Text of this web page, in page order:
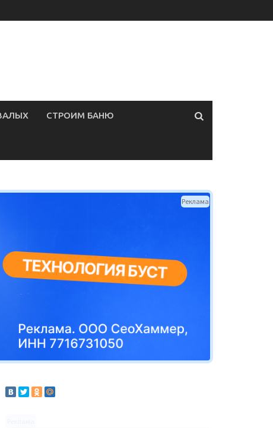
СТРОИМ БАНЮ
Реклама